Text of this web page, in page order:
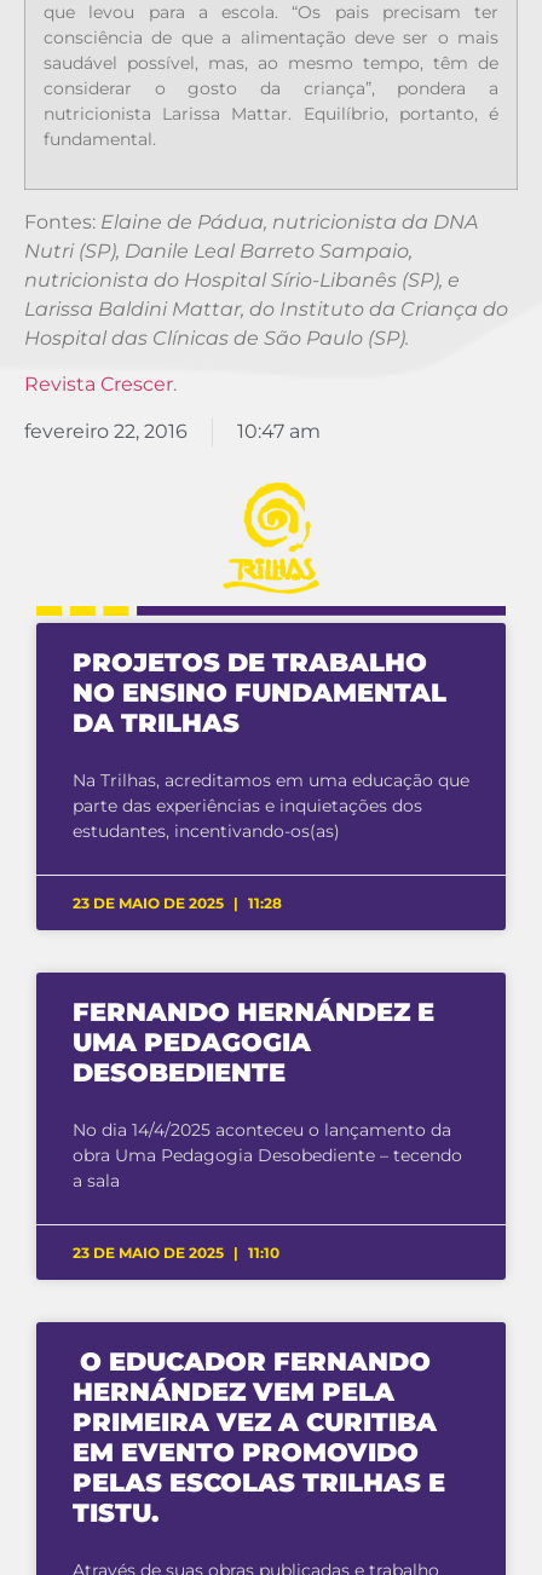
que levou para a escola. “Os pais precisam ter
consciência de que a alimentação deve ser o mais
saudável possível, mas, ao mesmo tempo, têm de
considerar o gosto da criança”, pondera a
nutricionista Larissa Mattar. Equilíbrio, portanto, é
fundamental.
Fontes: Elaine de Pádua, nutricionista da DNA
Nutri (SP), Danile Leal Barreto Sampaio,
nutricionista do Hospital Sírio-Libanês (SP), e
Larissa Baldini Mattar, do Instituto da Criança do
Hospital das Clínicas de São Paulo (SP).
Revista Crescer.
fevereiro 22, 2016 10:47 am
PROJETOS DE TRABALHO
NO ENSINO FUNDAMENTAL
DA TRILHAS
Na Trilhas, acreditamos em uma educação que
parte das experiências e inquietações dos
estudantes, incentivando-os(as)
23 DE MAIO DE 2025 11:28
FERNANDO HERNÁNDEZ E
UMA PEDAGOGIA
DESOBEDIENTE
No dia 14/4/2025 aconteceu o lançamento da
obra Uma Pedagogia Desobediente – tecendo
a sala
23 DE MAIO DE 2025 11:10
O EDUCADOR FERNANDO
HERNÁNDEZ VEM PELA
PRIMEIRA VEZ A CURITIBA
EM EVENTO PROMOVIDO
PELAS ESCOLAS TRILHAS E
TISTU.
Através de suas obras publicadas e trabalho